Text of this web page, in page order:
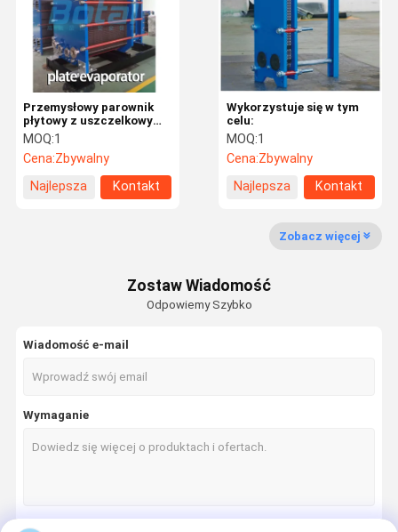
Dom Produkty O Nas
Wycieczka
Po Fabryce
Kontrola
Skontaktuj
Pompy krążenia Grundfos
System przeciwpożarowy
system świeżego powietrza
Pompa wirowa
Napędy ABB
Wykorzystuje się w tym
celu:
MOQ:1
Cena:Zbywalny
Najlepsza
Kontakt
Przemysłowy parownik
płytowy z uszczelkowym
wymiennikiem ciepła
MOQ:1
Cena:Zbywalny
Najlepsza
Kontakt
Zobacz więcej
Zostaw Wiadomość
Odpowiemy Szybko
Wiadomość e-mail
Wymaganie